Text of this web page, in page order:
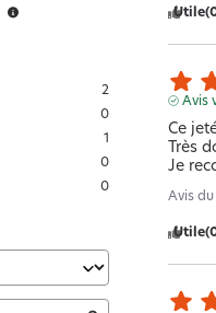
2
0
1
0
0
Utile
Avis
Ce
Très
Je
Avis
Utile